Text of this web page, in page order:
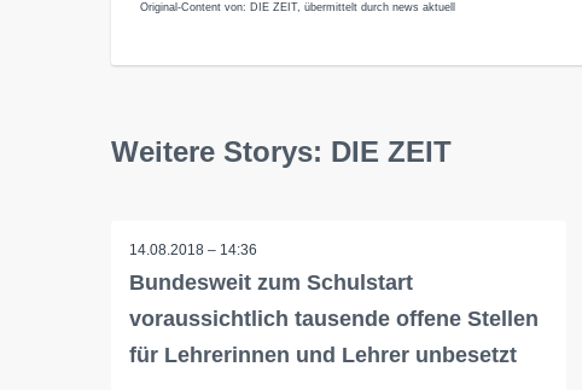
Original-Content von: DIE ZEIT, übermittelt durch news aktuell
Weitere Storys: DIE ZEIT
14.08.2018 – 14:36
Bundesweit zum Schulstart
voraussichtlich tausende offene Stellen
für Lehrerinnen und Lehrer unbesetzt